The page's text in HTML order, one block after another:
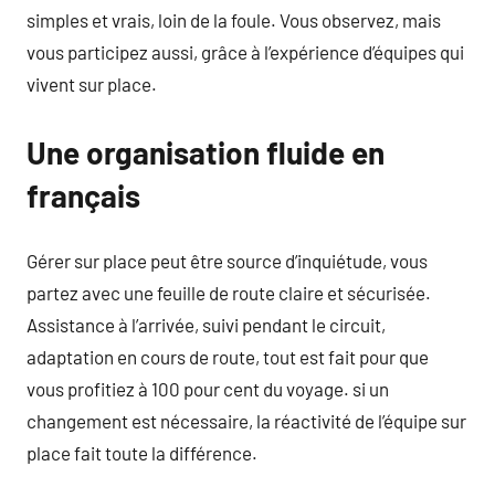
simples et vrais, loin de la foule. Vous observez, mais
vous participez aussi, grâce à l’expérience d’équipes qui
vivent sur place.
Une organisation fluide en
français
Gérer sur place peut être source d’inquiétude, vous
partez avec une feuille de route claire et sécurisée.
Assistance à l’arrivée, suivi pendant le circuit,
adaptation en cours de route, tout est fait pour que
vous profitiez à 100 pour cent du voyage. si un
changement est nécessaire, la réactivité de l’équipe sur
place fait toute la différence.